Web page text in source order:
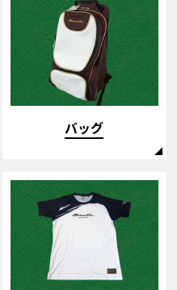
バッグ